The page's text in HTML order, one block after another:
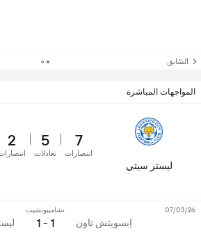
السّابق
المواجهات المباشرة
ليستر سيتي
7
انتصارات
5
تعادلات
2
إبسويتش تاون
تشامبيونشيب
1 - 1
07/03/26